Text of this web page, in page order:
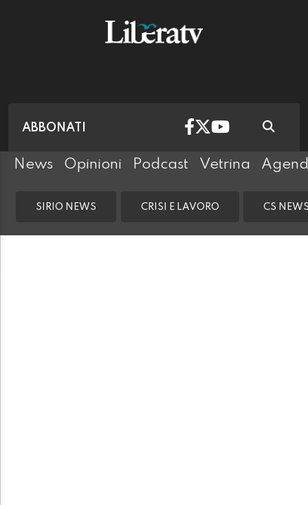
ABBONATI
News Opinioni Podcast Vetrina
SIRIO NEWS CRISI E LAVORO CS